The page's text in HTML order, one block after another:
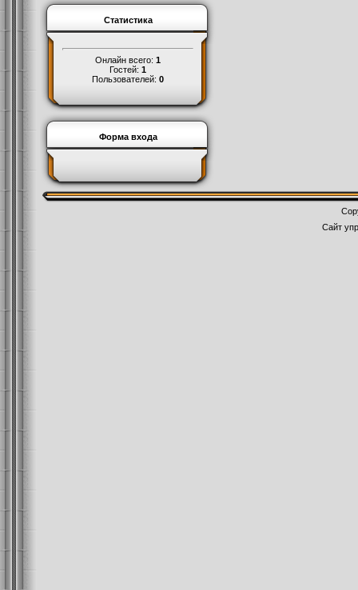
Статистика
Онлайн всего: 1
Гостей: 1
Пользователей: 0
Форма входа
Сайт